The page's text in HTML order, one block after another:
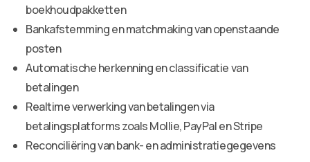
boekhoudpakketten
Bankafstemming en matchmaking van openstaande
posten
Automatische herkenning en classificatie van
betalingen
Realtime verwerking van betalingen via
betalingsplatforms zoals Mollie, PayPal en Stripe
Reconciliëring van bank- en administratiegegevens